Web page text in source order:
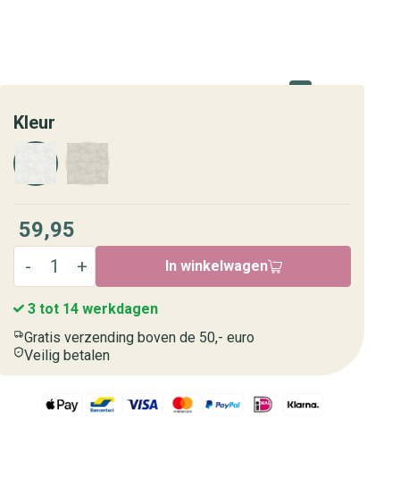
Kleur
59,95
In winkelwagen
3 tot 14 werkdagen
Gratis verzending boven de 50,- euro
Veilig betalen